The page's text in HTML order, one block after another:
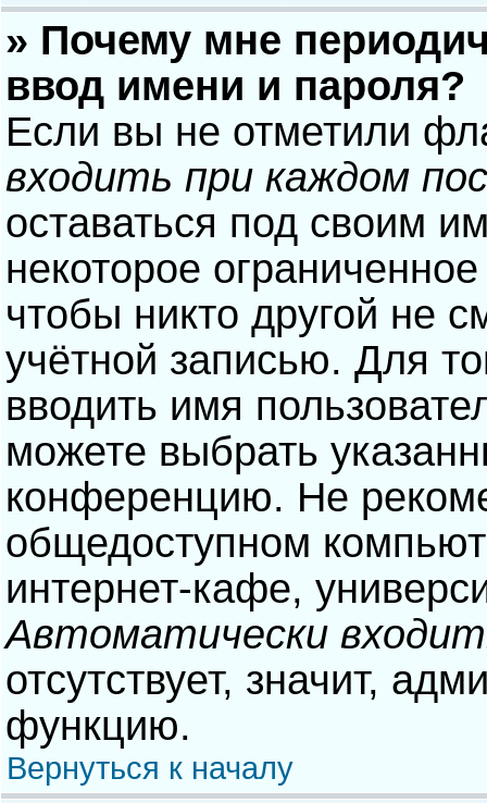
» Почему мне
ввод имени и пароля?
Если вы не отметили
входить при каждом
оставаться под своим
некоторое
чтобы никто другой не
учётной записью. Для
вводить имя
можете выбрать
конференцию. Не
общедоступном
интернет-кафе,
Автоматически
отсутствует, значит,
функцию.
Вернуться к началу